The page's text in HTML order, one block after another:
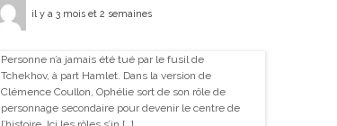
il y a 3 mois et 2 semaines
Personne n’a jamais été tué par le fusil de
Tchekhov, à part Hamlet. Dans la version de
Clémence Coullon, Ophélie sort de son rôle de
personnage secondaire pour devenir le centre de